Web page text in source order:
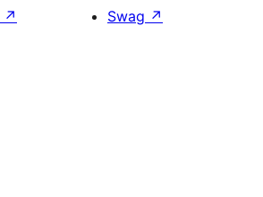
↗
Swag ↗